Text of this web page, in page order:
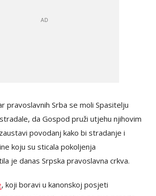
pravoslavnih Srba se moli Spasitelju
da Gospod pruži utjehu njihovim
povodanj kako bi stradanje i
koju su sticala pokoljenja
je danas Srpska pravoslavna crkva.
, koji boravi u kanonskoj posjeti